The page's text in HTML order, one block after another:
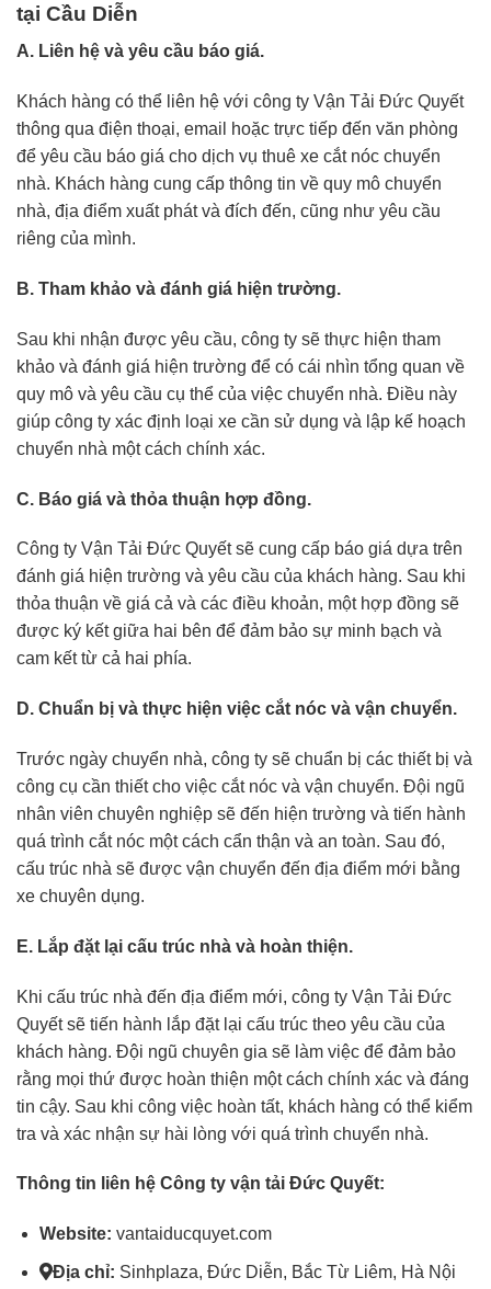
tại Cầu Diễn
A. Liên hệ và yêu cầu báo giá.
Khách hàng có thể liên hệ với công ty Vận Tải Đức Quyết
thông qua điện thoại, email hoặc trực tiếp đến văn phòng
để yêu cầu báo giá cho dịch vụ thuê xe cắt nóc chuyển
nhà. Khách hàng cung cấp thông tin về quy mô chuyển
nhà, địa điểm xuất phát và đích đến, cũng như yêu cầu
riêng của mình.
B. Tham khảo và đánh giá hiện trường.
Sau khi nhận được yêu cầu, công ty sẽ thực hiện tham
khảo và đánh giá hiện trường để có cái nhìn tổng quan về
quy mô và yêu cầu cụ thể của việc chuyển nhà. Điều này
giúp công ty xác định loại xe cần sử dụng và lập kế hoạch
chuyển nhà một cách chính xác.
C. Báo giá và thỏa thuận hợp đồng.
Công ty Vận Tải Đức Quyết sẽ cung cấp báo giá dựa trên
đánh giá hiện trường và yêu cầu của khách hàng. Sau khi
thỏa thuận về giá cả và các điều khoản, một hợp đồng sẽ
được ký kết giữa hai bên để đảm bảo sự minh bạch và
cam kết từ cả hai phía.
D. Chuẩn bị và thực hiện việc cắt nóc và vận chuyển.
Trước ngày chuyển nhà, công ty sẽ chuẩn bị các thiết bị và
công cụ cần thiết cho việc cắt nóc và vận chuyển. Đội ngũ
nhân viên chuyên nghiệp sẽ đến hiện trường và tiến hành
quá trình cắt nóc một cách cẩn thận và an toàn. Sau đó,
cấu trúc nhà sẽ được vận chuyển đến địa điểm mới bằng
xe chuyên dụng.
E. Lắp đặt lại cấu trúc nhà và hoàn thiện.
Khi cấu trúc nhà đến địa điểm mới, công ty Vận Tải Đức
Quyết sẽ tiến hành lắp đặt lại cấu trúc theo yêu cầu của
khách hàng. Đội ngũ chuyên gia sẽ làm việc để đảm bảo
rằng mọi thứ được hoàn thiện một cách chính xác và đáng
tin cậy. Sau khi công việc hoàn tất, khách hàng có thể kiểm
tra và xác nhận sự hài lòng với quá trình chuyển nhà.
Thông tin liên hệ Công ty vận tải Đức Quyết:
Website: vantaiducquyet.com
Địa chỉ: Sinhplaza, Đức Diễn, Bắc Từ Liêm, Hà Nội